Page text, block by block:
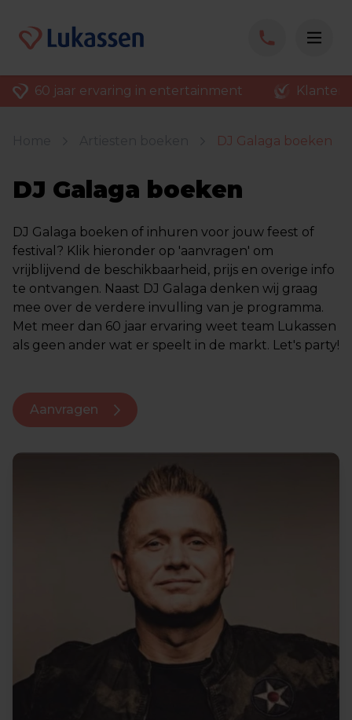
60 jaar ervaring in entertainment
DJ Galaga boeken
DJ Galaga boeken
DJ Galaga boeken of inhuren voor jouw feest of
festival? Klik hieronder op 'aanvragen' om
vrijblijvend de beschikbaarheid, prijs en overige info
te ontvangen. Naast DJ Galaga denken wij graag
mee over de verdere invulling van je programma.
Met meer dan 60 jaar ervaring weet team Lukassen
als geen ander wat er speelt in de markt. Let's party!
Aanvragen